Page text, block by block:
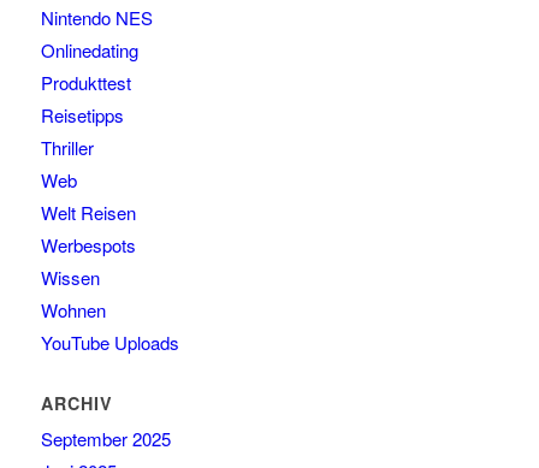
Nintendo NES
Onlinedating
Produkttest
Reisetipps
Thriller
Web
Welt Reisen
Werbespots
Wissen
Wohnen
YouTube Uploads
ARCHIV
September 2025